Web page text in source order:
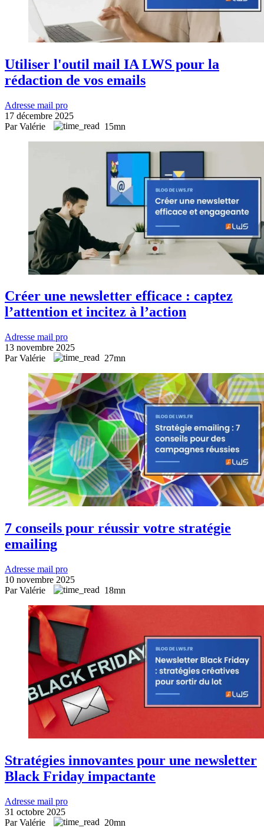
Utiliser l'outil mail IA LWS pour la
rédaction de vos emails
Adresse mail pro
17 décembre 2025
Par Valérie
15mn
Créer une newsletter efficace : captez
l’attention et incitez à l’action
Adresse mail pro
13 novembre 2025
Par Valérie
27mn
7 conseils pour réussir votre stratégie
emailing
Adresse mail pro
10 novembre 2025
Par Valérie
18mn
Stratégies innovantes pour une newsletter
Black Friday impactante
Adresse mail pro
31 octobre 2025
Par Valérie
20mn